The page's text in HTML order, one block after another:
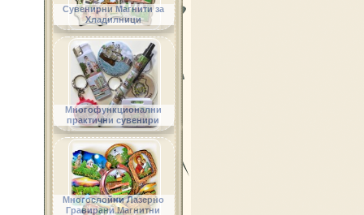
Сувенирни Магнити за
Хладилници
Многофункционални
практични сувенири
Многослойни Лазерно
Гравирани Магнитни